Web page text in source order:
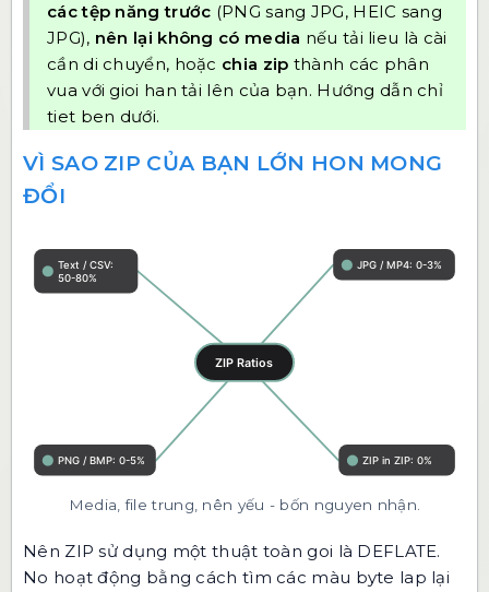
các tệp năng trước (PNG sang JPG, HEIC sang
JPG), nên lại không có media nếu tải lieu là cài
cần di chuyển, hoặc chia zip thành các phân
vua với gioi han tải lên của bạn. Hướng dẫn chỉ
tiet ben dưới.
VÌ SAO ZIP CỦA BẠN LỚN HON MONG
ĐỔI
Media, file trung, nên yếu - bốn nguyen nhận.
Nên ZIP sử dụng một thuật toàn goi là DEFLATE.
No hoạt động bằng cách tìm các màu byte lap lại